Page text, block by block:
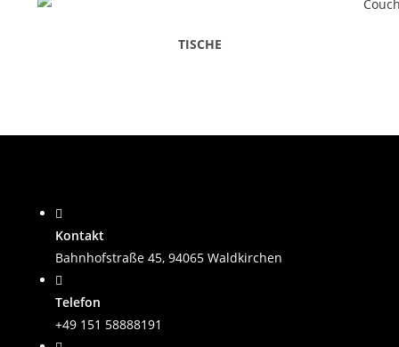
TISCHE
Kontakt
Bahnhofstraße 45, 94065 Waldkirchen
Telefon
+49 151 58888191